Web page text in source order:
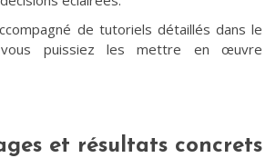
de tutoriels détaillés dans le
puissiez les mettre en œuvre
et résultats concrets